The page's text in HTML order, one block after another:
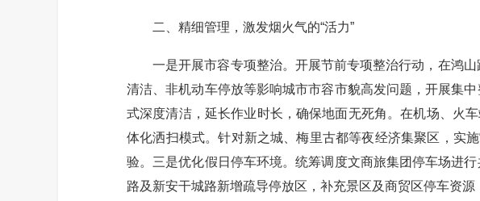
二、精细管理，激发烟火气的“活力”
一是开展市容专项整治。开展节前专项整治行动，在鸿山
清洁、非机动车停放等影响城市市容市貌高发问题，开展集
式深度清洁，延长作业时长，确保地面无死角。在机场、火
体化洒扫模式。针对新之城、梅里古都等夜经济集聚区，实
验。三是优化假日停车环境。统筹调度文商旅集团停车场进
路及新安干城路新增疏导停放区，补充景区及商贸区停车资